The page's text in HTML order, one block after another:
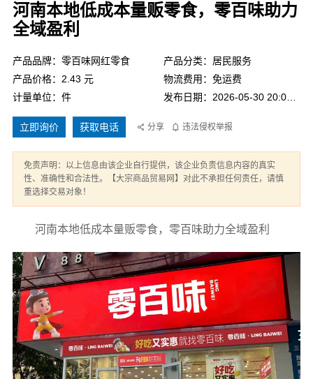
河南本地低成本量贩零食，零百味助力
全域盈利
产品品牌：零百味网红零食
产品分类：居民服务
产品价格：2.43 元
物流费用：免运费
计量单位：件
立即询价 获取电话 分享 违法侵权举报
免责声明：以上信息由该企业自行提供，该企业负责信息内容的真实
性、准确性和合法性。【大宗商品贸易网】对此不承担任何责任，请慎
重选择交易对象！
河南本地低成本量贩零食，零百味助力全域盈利